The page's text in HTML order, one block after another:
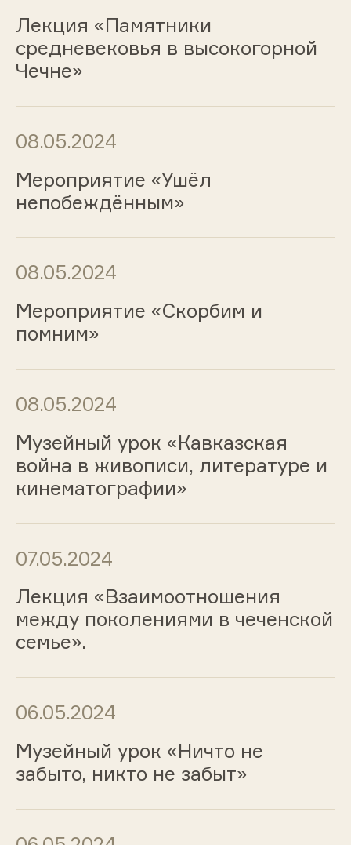
Лекция «Памятники
средневековья в высокогорной
Чечне»
08.05.2024
Мероприятие «Ушёл
непобеждённым»
08.05.2024
Мероприятие «Скорбим и
помним»
08.05.2024
Музейный урок «Кавказская
война в живописи, литературе и
кинематографии»
07.05.2024
Лекция «Взаимоотношения
между поколениями в чеченской
семье».
06.05.2024
Музейный урок «Ничто не
забыто, никто не забыт»